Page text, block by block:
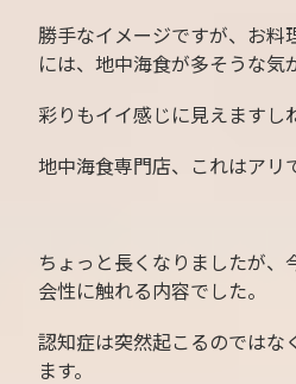
勝手なイメージですが、お料
には、地中海食が多そうな気
彩りもイイ感じに見えますし
地中海食専門店、これはアリ
ちょっと長くなりましたが、
会性に触れる内容でした。
認知症は突然起こるのではな
ます。